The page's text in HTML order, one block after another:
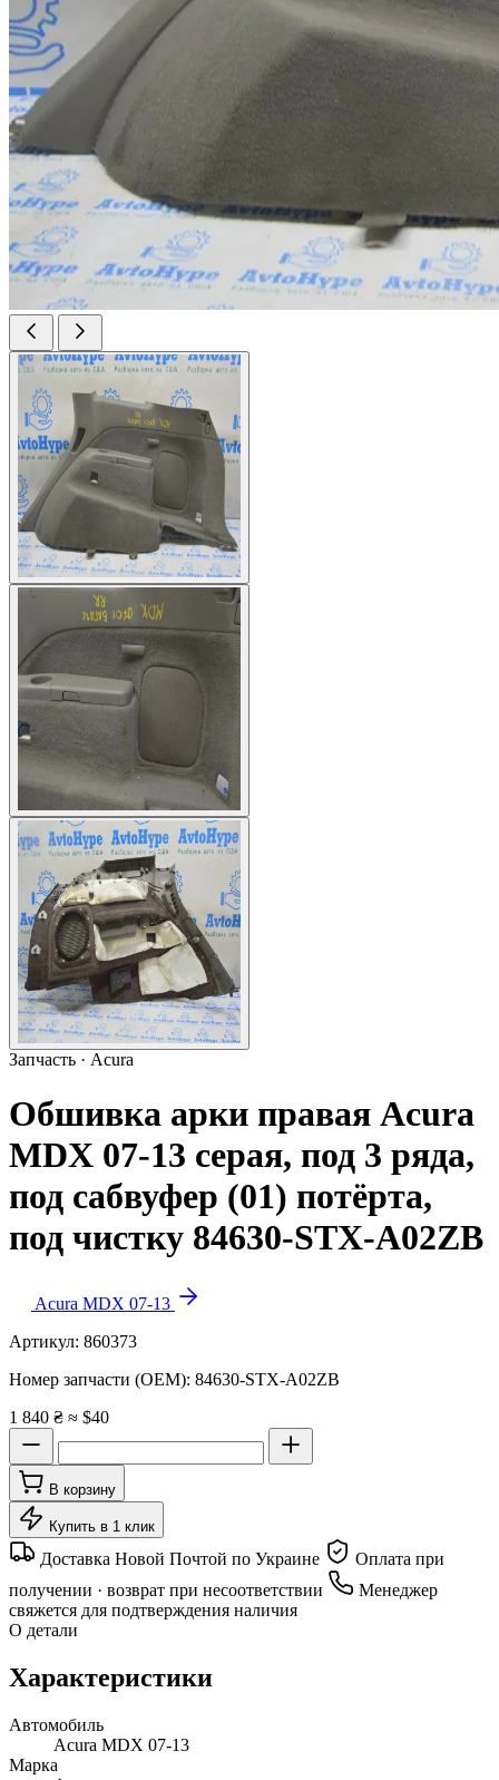
Запчасть · Acura
Обшивка арки правая Acura
MDX 07-13 серая, под 3 ряда,
под сабвуфер (01) потёрта,
под чистку 84630-STX-A02ZB
Acura MDX 07-13
Артикул: 860373
Номер запчасти (OEM): 84630-STX-A02ZB
1 840 ₴ ≈ $40
В корзину
Купить в 1 клик
Доставка Новой Почтой по Украине
Оплата при
получении · возврат при несоответствии
Менеджер
свяжется для подтверждения наличия
О детали
Характеристики
Автомобиль
Acura MDX 07-13
Марка